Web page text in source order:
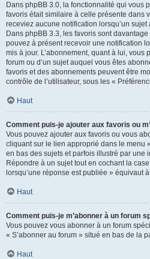
Dans phpBB 3.0, la fonctionnalité qui vous
favoris était similaire à celle présente dans
receviez aucune notification lorsqu’un
Dans phpBB 3.3, les favoris sont
pouvez à présent recevoir une notification
mis à jour. L’abonnement, quant à lui, vous
forum ou d’un sujet auquel vous êtes
favoris et des abonnements peuvent être
contrôle de l’utilisateur, sous les «
Haut
Comment puis-je ajouter aux favoris ou
Vous pouvez ajouter aux favoris ou vous
cliquant sur le lien approprié dans le menu
en bas des sujets et parfois illustré par une
Répondre à un sujet tout en cochant la
lorsqu’une réponse est publiée » équivaut
Haut
Comment puis-je m’abonner à un forum
Vous pouvez vous abonner à un forum
« S’abonner au forum » situé en bas de la
Haut